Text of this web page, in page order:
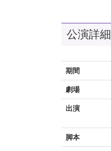
公演詳細
期間
劇場
出演
脚本